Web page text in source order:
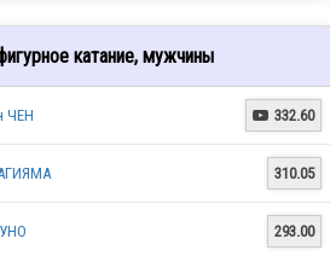
катание, мужчины
ЧЕН  332.60
310.05
293.00